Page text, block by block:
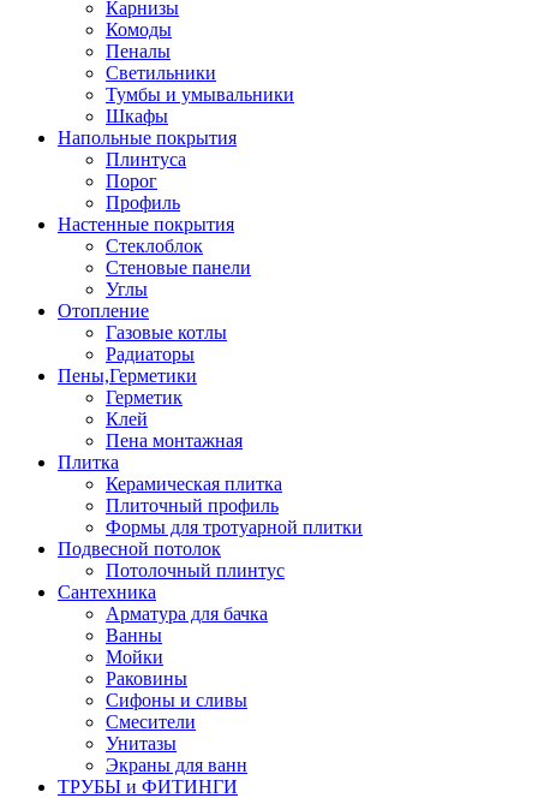
Карнизы
Комоды
Пеналы
Светильники
Тумбы и умывальники
Шкафы
Напольные покрытия
Плинтуса
Порог
Профиль
Настенные покрытия
Стеклоблок
Стеновые панели
Углы
Отопление
Газовые котлы
Радиаторы
Пены,Герметики
Герметик
Клей
Пена монтажная
Плитка
Керамическая плитка
Плиточный профиль
Формы для тротуарной плитки
Подвесной потолок
Потолочный плинтус
Сантехника
Арматура для бачка
Ванны
Мойки
Раковины
Сифоны и сливы
Смесители
Унитазы
Экраны для ванн
ТРУБЫ и ФИТИНГИ